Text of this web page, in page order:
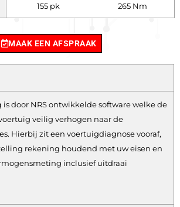
155 pk 265 Nm
MAAK EEN AFSPRAAK
door NRS ontwikkelde software welke de
veilig verhogen naar de
Hierbij zit een voertuigdiagnose vooraf,
rekening houdend met uw eisen en
inclusief uitdraai